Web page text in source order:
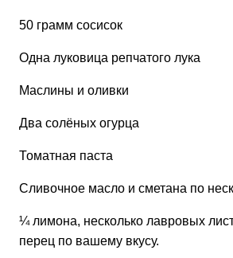
50 грамм сосисок
Одна луковица репчатого лука
Маслины и оливки
Два солёных огурца
Томатная паста
Сливочное масло и сметана по
¼ лимона, несколько лавровых
перец по вашему вкусу.